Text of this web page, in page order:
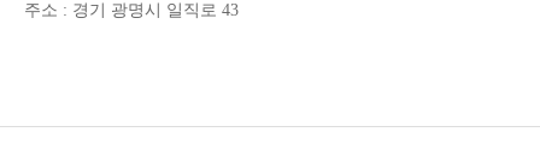
주소 : 경기 광명시 일직로 43